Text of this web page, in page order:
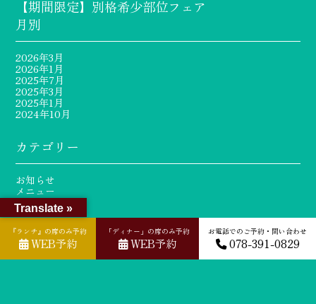
【期間限定】別格希少部位フェア
月別
2026年3月
2026年1月
2025年7月
2025年3月
2025年1月
2024年10月
カテゴリー
お知らせ
メニュー
『ランチ』の席のみ予約
WEB予約
「ディナー」の席のみ予約
WEB予約
お電話でのご予約・問い合わせ
078-391-0829
Translate »